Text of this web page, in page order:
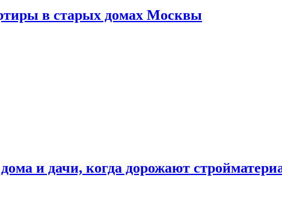
в старых домах Москвы
и дачи, когда дорожают